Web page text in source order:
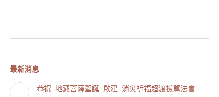
最新消息
恭祝 地藏菩薩聖誕 啟建 消災祈福超渡拔薦法會